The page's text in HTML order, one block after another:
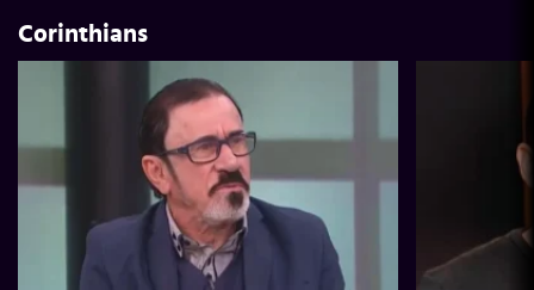
Corinthians